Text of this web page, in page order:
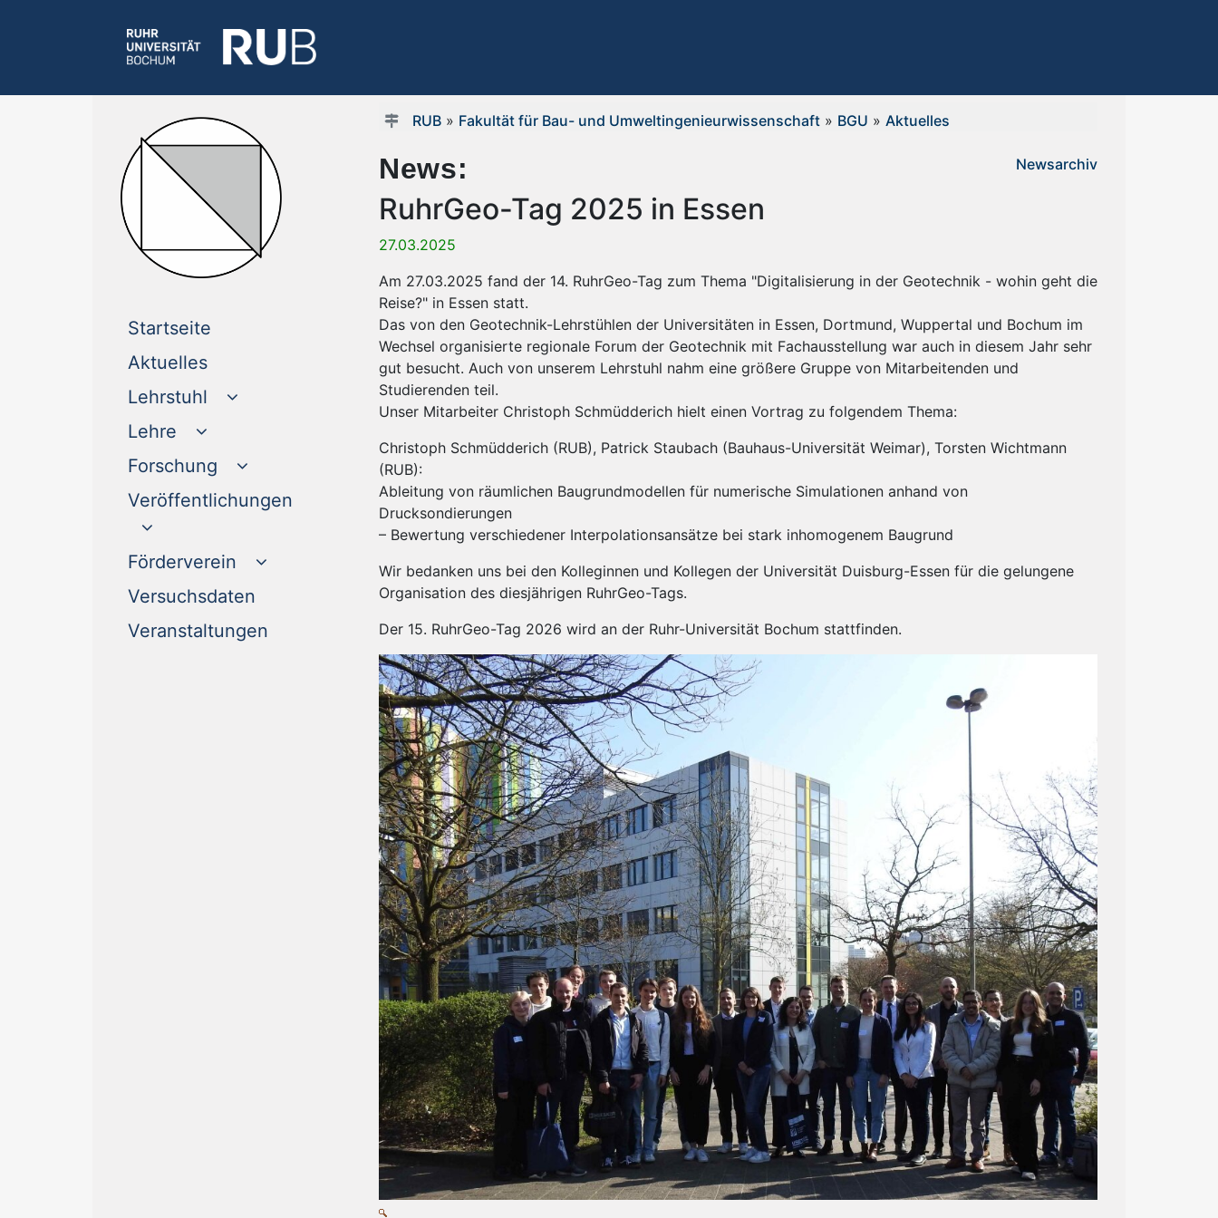
Startseite
Aktuelles(current)
Lehrstuhl
Lehre
Forschung
Veröffentlichungen
Förderverein
Versuchsdaten
Veranstaltungen
RUB» Fakultät für Bau- und Umweltingenieurwissenschaft» BGU » Aktuelles
News: Newsarchiv
RuhrGeo-Tag 2025 in Essen
27.03.2025
Am 27.03.2025 fand der 14. RuhrGeo-Tag zum Thema "Digitalisierung in der Geotechnik - wohin geht die
Reise?" in Essen statt.
Das von den Geotechnik-Lehrstühlen der Universitäten in Essen, Dortmund, Wuppertal und Bochum im
Wechsel organisierte regionale Forum der Geotechnik mit Fachausstellung war auch in diesem Jahr sehr
gut besucht. Auch von unserem Lehrstuhl nahm eine größere Gruppe von Mitarbeitenden und
Studierenden teil.
Unser Mitarbeiter Christoph Schmüdderich hielt einen Vortrag zu folgendem Thema:
Christoph Schmüdderich (RUB), Patrick Staubach (Bauhaus-Universität Weimar), Torsten Wichtmann
(RUB):
Ableitung von räumlichen Baugrundmodellen für numerische Simulationen anhand von
Drucksondierungen
– Bewertung verschiedener Interpolationsansätze bei stark inhomogenem Baugrund
Wir bedanken uns bei den Kolleginnen und Kollegen der Universität Duisburg-Essen für die gelungene
Organisation des diesjährigen RuhrGeo-Tags.
Der 15. RuhrGeo-Tag 2026 wird an der Ruhr-Universität Bochum stattfinden.